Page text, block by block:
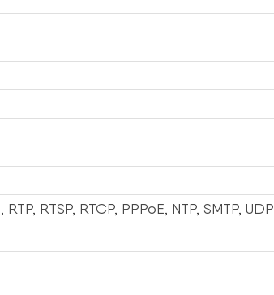
RTSP, RTCP, PPPoE, NTP, SMTP, UDP